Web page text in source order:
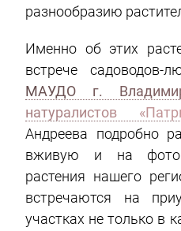
разнообразию
Именно об этих
встрече садоводов-
МАУДО г.
натуралистов
Андреева подробно
вживую и на фото
растения нашего
встречаются на
участках не только в